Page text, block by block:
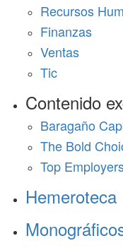
Recursos
Finanzas
Ventas
Tic
Contenido
Baragaño
The Bold
Top
Hemeroteca